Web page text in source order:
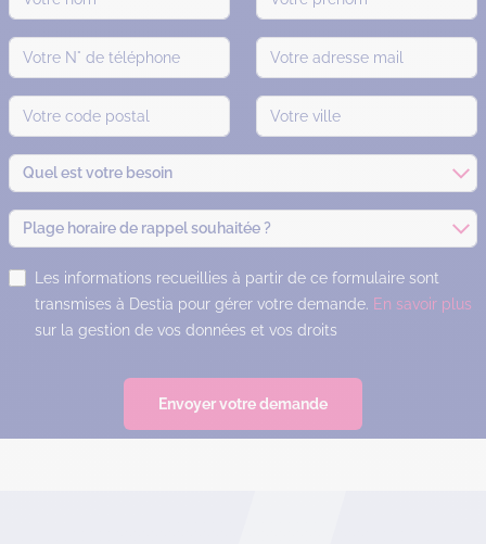
Quel est votre besoin
Plage horaire de rappel souhaitée ?
Les informations recueillies à partir de ce formulaire sont
transmises à Destia pour gérer votre demande. En savoir plus
sur la gestion de vos données et vos droits
Envoyer votre demande